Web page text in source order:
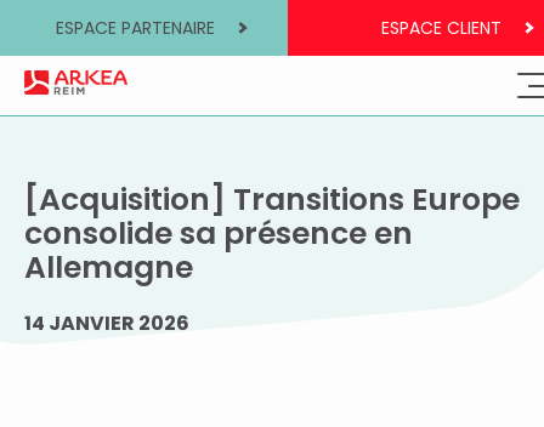
ESPACE PARTENAIRE ESPACE CLIENT
[Acquisition] Transitions Europe
consolide sa présence en
Allemagne
14 JANVIER 2026